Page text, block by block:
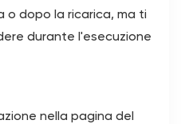
o dopo la ricarica, ma ti
durante l'esecuzione
nella pagina del